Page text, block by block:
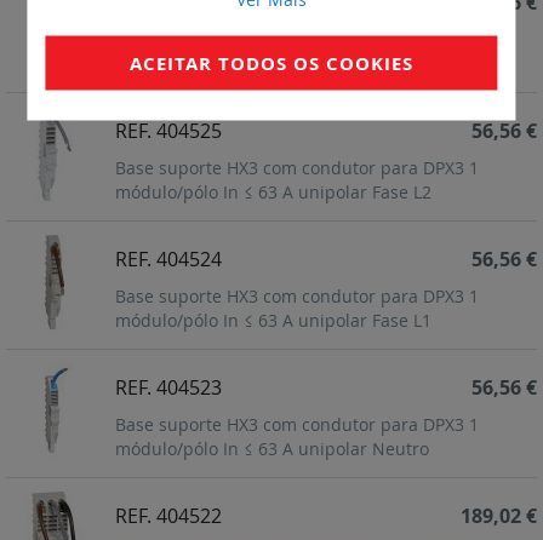
Base suporte HX3 com condutor para DPX3 1
módulo/pólo In ≤ 63 A unipolar Fase L3
REF. 404525
Base suporte HX3 com condutor para DPX3 1
módulo/pólo In ≤ 63 A unipolar Fase L2
56,56 €
REF. 404524
Base suporte HX3 com condutor para DPX3 1
módulo/pólo In ≤ 63 A unipolar Fase L1
56,56 €
REF. 404523
Base suporte HX3 com condutor para DPX3 1
módulo/pólo In ≤ 63 A unipolar Neutro
56,56 €
REF. 404522 189,02 €
ACEITAR TODOS OS COOKIES